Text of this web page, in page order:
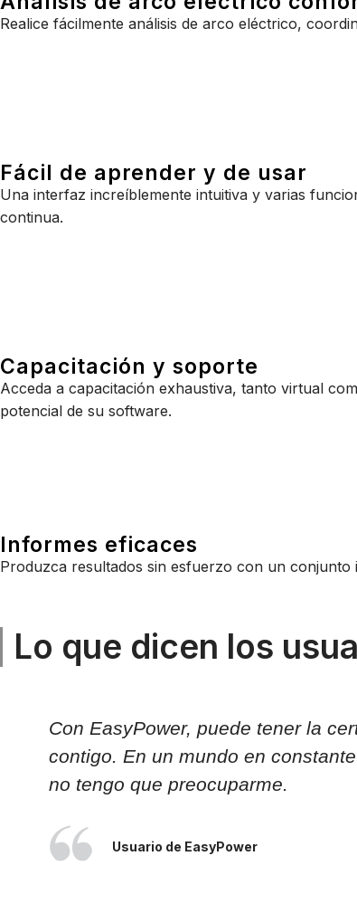
Realice fácilmente análisis de arco eléctrico,
Fácil de aprender y de usar
Una interfaz increíblemente intuitiva y varias
continua.
Capacitación y soporte
Acceda a capacitación exhaustiva, tanto virtual
potencial de su software.
Informes eficaces
Produzca resultados sin esfuerzo con un
Lo que dicen los
Con EasyPower, puede tener la
contigo. En un mundo en
no tengo que preocuparme.
Usuario de EasyPower